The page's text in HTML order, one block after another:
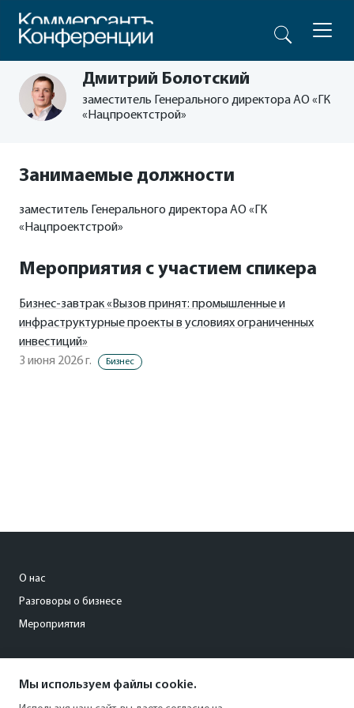
Дмитрий Болотский
заместитель Генерального директора АО «ГК
«Нацпроектстрой»
Занимаемые должности
заместитель Генерального директора АО «ГК
«Нацпроектстрой»
Мероприятия с участием спикера
Бизнес-завтрак «Вызов принят: промышленные и
инфраструктурные проекты в условиях ограниченных
инвестиций»
3 июня 2026 г.
Бизнес
О нас
Разговоры о бизнесе
Мероприятия
+7 (911) 960-21-22
Мы используем файлы cookie.